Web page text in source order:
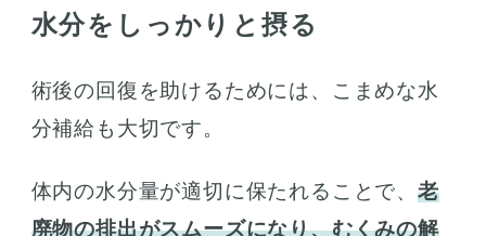
水分をしっかりと摂る
術後の回復を助けるためには、こまめな水
分補給も大切です。
体内の水分量が適切に保たれることで、老
廃物の排出がスムーズになり、むくみの解